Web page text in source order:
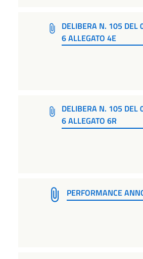
DELIBERA N. 105 DEL
6 ALLEGATO 4E
DELIBERA N. 105 DEL
6 ALLEGATO 6R
PERFORMANCE